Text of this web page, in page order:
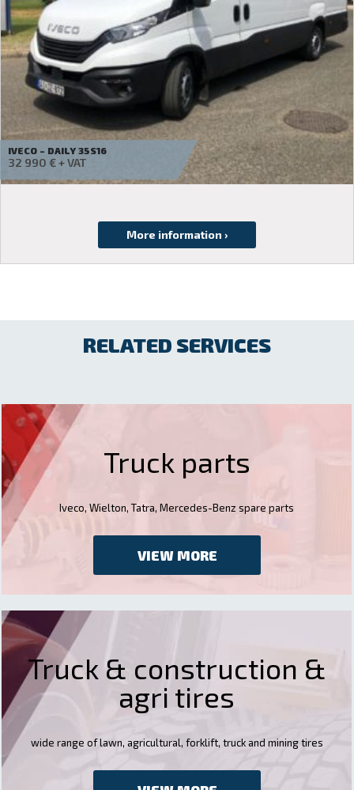
IVECO – DAILY 35C18H
Ask for a quote
RELATED SERVICES
Truck parts
Iveco, Wielton, Tatra, Mercedes-Benz spare parts
VIEW MORE
Truck & construction &
agri tires
wide range of lawn, agricultural, forklift, truck and mining tires